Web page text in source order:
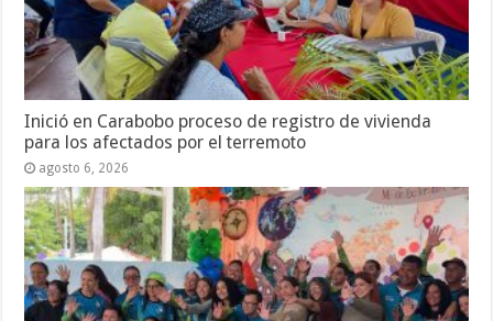
Inició en Carabobo proceso de registro de vivienda
para los afectados por el terremoto
agosto 6, 2026